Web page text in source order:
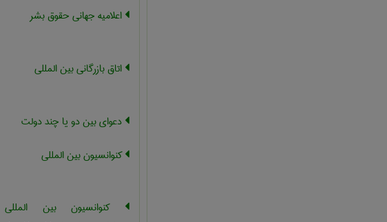
اعلامیه جهانی حقوق بشر
اتاق بازرگانی بین المللی
دعوای بین دو یا چند دولت
کنوانسیون بین المللی
کنوانسيون بين المللي